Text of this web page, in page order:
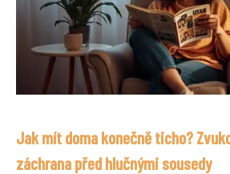
Jak mít doma konečně ticho?
záchrana před hlučnými sousedy